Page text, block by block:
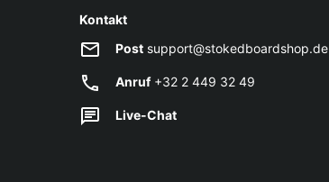
Kontakt
Post support@stokedboardshop.de
Anruf+32 2 449 32 49
Live-Chat